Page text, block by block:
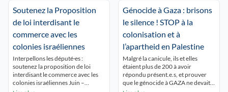
Soutenez la Proposition
de loi interdisant le
commerce avec les
colonies israéliennes
Interpellons les député·es :
soutenez la proposition de loi
interdisant le commerce avec les
colonies israéliennes Juin –
Génocide à Gaza : brisons
le silence ! STOP à la
colonisation et à
l’apartheid en Palestine
Malgré la canicule, ils et elles
étaient plus de 200 à avoir
répondu présent.e.s, et prouver
que le génocide à GAZA ne devait